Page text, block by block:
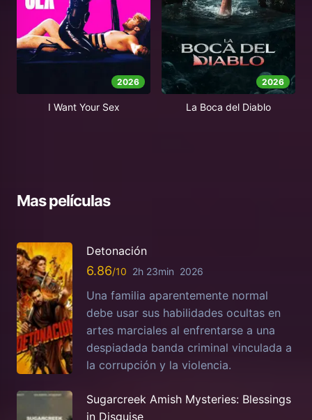
2026
I Want Your Sex
2026
La Boca del Diablo
Mas películas
Detonación
6.86 2h 23min 2026
Una familia aparentemente normal
debe usar sus habilidades ocultas en
artes marciales al enfrentarse a una
despiadada banda criminal vinculada a
la corrupción y la violencia.
Sugarcreek Amish Mysteries: Blessings
in Disguise